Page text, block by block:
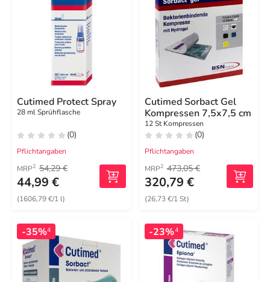
Cutimed Protect Spray
28 ml Sprühflasche
(0)
Pflichtangaben
MRP2 54,29 €
44,99 €
(1606,79 €/1 l)
Cutimed Sorbact Gel
Kompressen 7,5x7,5 cm
12 St Kompressen
(0)
Pflichtangaben
MRP2 473,05 €
320,79 €
(26,73 €/1 St)
-35%4 -23%4